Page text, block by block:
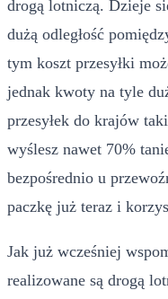
drogą lotniczą. Dzieje
dużą odległość
tym koszt przesyłki
jednak kwoty na tyle
przesyłek do krajów
wyślesz nawet 70%
bezpośrednio u
paczkę już teraz i
Jak już wcześniej
realizowane są drogą